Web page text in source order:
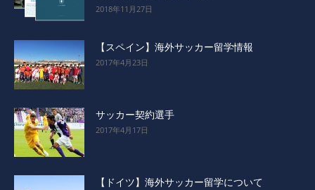
2018年11月27日
【スペイン】海外サッカー留学情報
2017年4月23日
サッカー契約選手
2017年4月17日
【ドイツ】海外サッカー留学について